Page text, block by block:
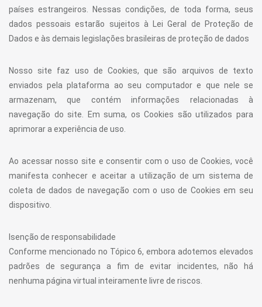
países estrangeiros. Nessas condições, de toda forma, seus
dados pessoais estarão sujeitos à Lei Geral de Proteção de
Dados e às demais legislações brasileiras de proteção de dados
Nosso site faz uso de Cookies, que são arquivos de texto
enviados pela plataforma ao seu computador e que nele se
armazenam, que contém informações relacionadas à
navegação do site. Em suma, os Cookies são utilizados para
aprimorar a experiência de uso.
Ao acessar nosso site e consentir com o uso de Cookies, você
manifesta conhecer e aceitar a utilização de um sistema de
coleta de dados de navegação com o uso de Cookies em seu
dispositivo.
Isenção de responsabilidade
Conforme mencionado no Tópico 6, embora adotemos elevados
padrões de segurança a fim de evitar incidentes, não há
nenhuma página virtual inteiramente livre de riscos.